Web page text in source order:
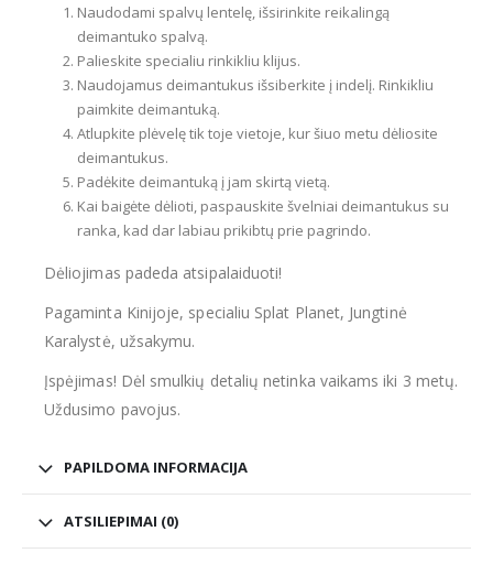
Naudodami spalvų lentelę, išsirinkite reikalingą
deimantuko spalvą.
Palieskite specialiu rinkikliu klijus.
Naudojamus deimantukus išsiberkite į indelį. Rinkikliu
paimkite deimantuką.
Atlupkite plėvelę tik toje vietoje, kur šiuo metu dėliosite
deimantukus.
Padėkite deimantuką į jam skirtą vietą.
Kai baigėte dėlioti, paspauskite švelniai deimantukus su
ranka, kad dar labiau prikibtų prie pagrindo.
Dėliojimas padeda atsipalaiduoti!
Pagaminta Kinijoje, specialiu Splat Planet, Jungtinė
Karalystė, užsakymu.
Įspėjimas! Dėl smulkių detalių netinka vaikams iki 3 metų.
Uždusimo pavojus.
PAPILDOMA INFORMACIJA
ATSILIEPIMAI (0)